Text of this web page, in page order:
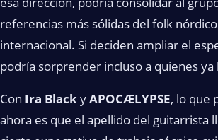
referencias más sólidas del folk
internacional. Si deciden ampliar el
podría sorprender incluso a quienes ya
Con Ira Black yAPOCÆLYPSE, lo que
ahora es que el apellido del guitarrista